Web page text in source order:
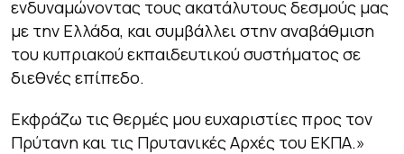
ενδυναμώνοντας τους ακατάλυτους δεσμούς μας
με την Ελλάδα, και συμβάλλει στην αναβάθμιση
του κυπριακού εκπαιδευτικού συστήματος σε
διεθνές επίπεδο.
Εκφράζω τις θερμές μου ευχαριστίες προς τον
Πρύτανη και τις Πρυτανικές Αρχές του ΕΚΠΑ.»